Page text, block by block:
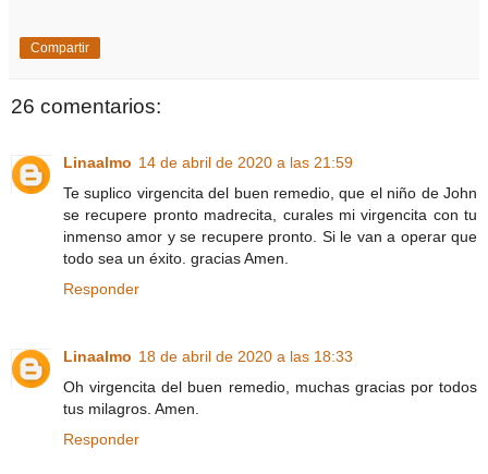
Compartir
26 comentarios:
Linaalmo 14 de abril de 2020 a las 21:59
Te suplico virgencita del buen remedio, que el niño de John
se recupere pronto madrecita, curales mi virgencita con tu
inmenso amor y se recupere pronto. Si le van a operar que
todo sea un éxito. gracias Amen.
Responder
Linaalmo 18 de abril de 2020 a las 18:33
Oh virgencita del buen remedio, muchas gracias por todos
tus milagros. Amen.
Responder